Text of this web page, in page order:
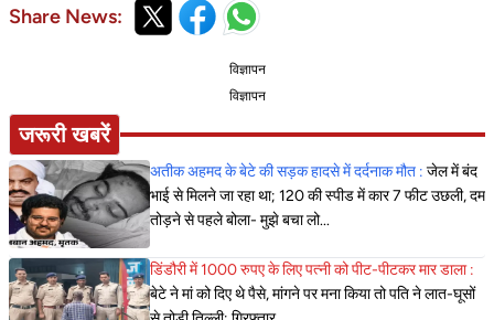
Share News:
विज्ञापन
विज्ञापन
जरूरी खबरें
अतीक अहमद के बेटे की सड़क हादसे में दर्दनाक मौत : जेल में बंद
भाई से मिलने जा रहा था; 120 की स्पीड में कार 7 फीट उछली, दम
तोड़ने से पहले बोला- मुझे बचा लो...
डिंडौरी में 1000 रुपए के लिए पत्नी को पीट-पीटकर मार डाला :
बेटे ने मां को दिए थे पैसे, मांगने पर मना किया तो पति ने लात-घूसों